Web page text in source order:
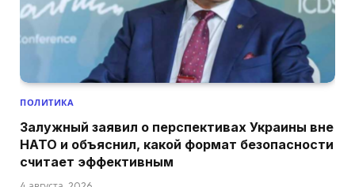
ПОЛИТИКА
Залужный заявил о перспективах Украины вне
НАТО и объяснил, какой формат безопасности
считает эффективным